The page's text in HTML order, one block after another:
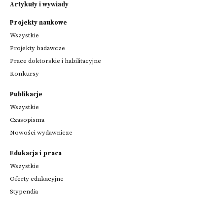
Artykuły i wywiady
Projekty naukowe
Wszystkie
Projekty badawcze
Prace doktorskie i habilitacyjne
Konkursy
Publikacje
Wszystkie
Czasopisma
Nowości wydawnicze
Edukacja i praca
Wszystkie
Oferty edukacyjne
Stypendia